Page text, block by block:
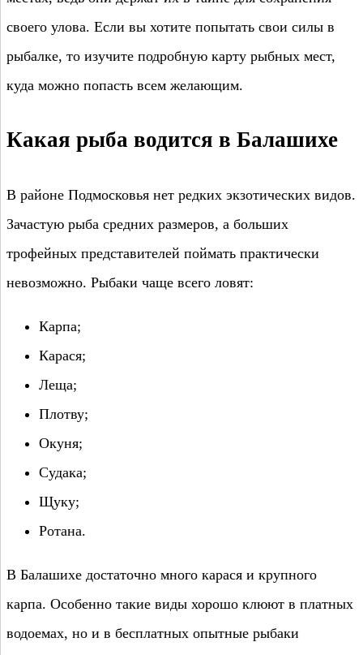
своего улова. Если вы хотите попытать свои силы в
рыбалке, то изучите подробную карту рыбных мест,
куда можно попасть всем желающим.
Какая рыба водится в Балашихе
В районе Подмосковья нет редких экзотических видов.
Зачастую рыба средних размеров, а больших
трофейных представителей поймать практически
невозможно. Рыбаки чаще всего ловят:
Карпа;
Карася;
Леща;
Плотву;
Окуня;
Судака;
Щуку;
Ротана.
В Балашихе достаточно много карася и крупного
карпа. Особенно такие виды хорошо клюют в платных
водоемах, но и в бесплатных опытные рыбаки